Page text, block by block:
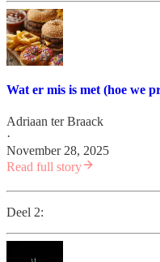
Wat er mis is met (hoe we
Adriaan ter Braack
·
November 28, 2025
Read full story
Deel 2: